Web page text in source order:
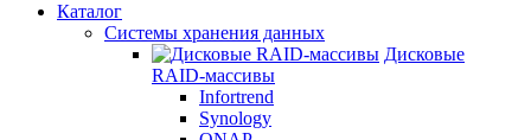
Каталог
Системы хранения данных
Дисковые
RAID-массивы
Infortrend
Synology